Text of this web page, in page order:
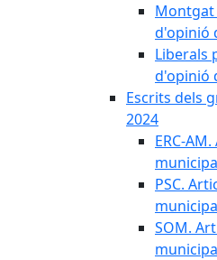
Montgat
d'opinió
Liberals
d'opinió
Escrits dels
2024
ERC-
PSC.
SOM.